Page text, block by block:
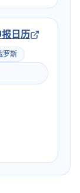
日历
罗斯